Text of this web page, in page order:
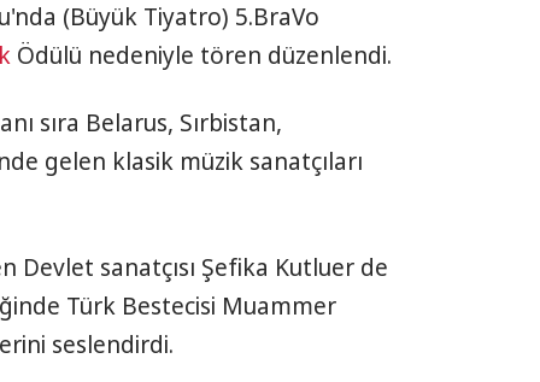
(Büyük Tiyatro) 5.BraVo
Ödülü nedeniyle tören düzenlendi.
sıra Belarus, Sırbistan,
gelen klasik müzik sanatçıları
sanatçısı Şefika Kutluer de
Türk Bestecisi Muammer
seslendirdi.